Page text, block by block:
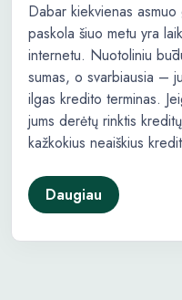
Dabar kiekvienas
paskola šiuo metu yra
internetu. Nuotoliniu
sumas, o svarbiausia –
ilgas kredito terminas.
jums derėtų rinktis
kažkokius neaiškius
Daugiau